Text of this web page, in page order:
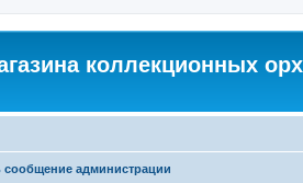
коллекционных
сообщение администрации